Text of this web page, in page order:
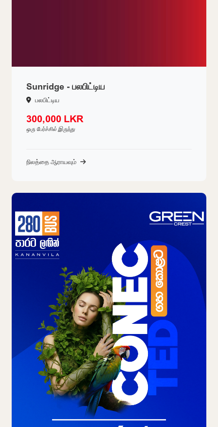
Sunridge - பலபிட்டிய
பலபிட்டிய
300,000 LKR
ஒரு பேர்ச்சில் இருந்து
நிலத்தை ஆராயவும்